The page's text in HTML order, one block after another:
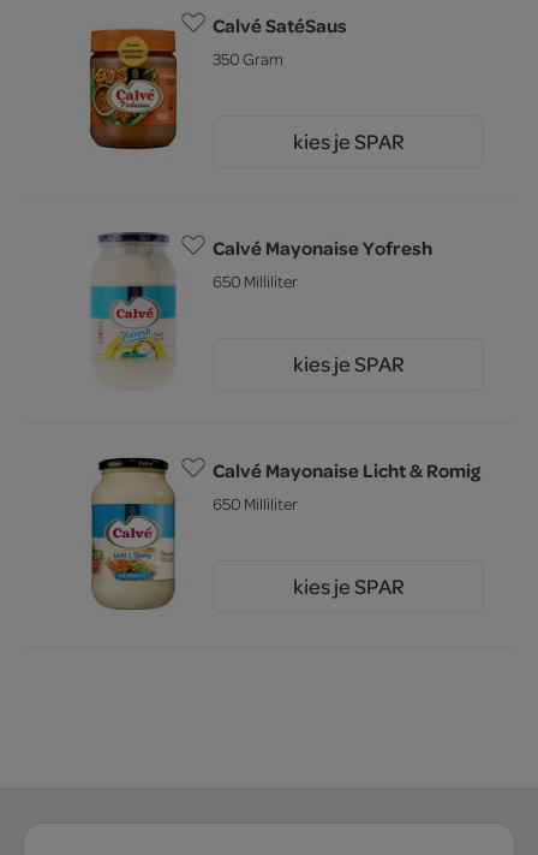
Calvé SatéSaus
350 Gram
kies je SPAR
Calvé Mayonaise Yofresh
650 Milliliter
kies je SPAR
Calvé Mayonaise Licht & Romig
650 Milliliter
kies je SPAR